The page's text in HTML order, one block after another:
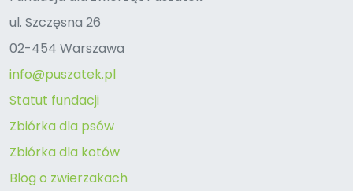
ul. Szczęsna 26
02-454 Warszawa
info@puszatek.pl
Statut fundacji
Zbiórka dla psów
Zbiórka dla kotów
Blog o zwierzakach